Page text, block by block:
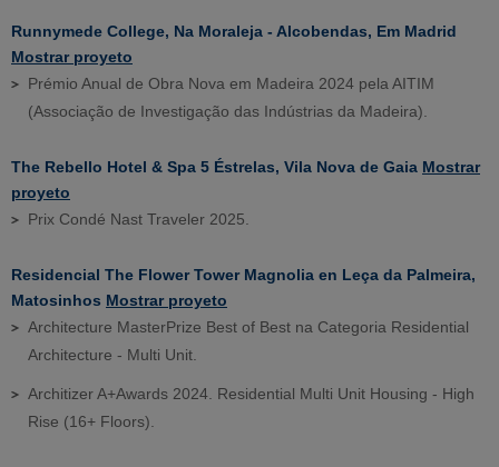
Runnymede College, Na Moraleja - Alcobendas, Em Madrid
Mostrar proyeto
Prémio Anual de Obra Nova em Madeira 2024 pela AITIM
(Associação de Investigação das Indústrias da Madeira).
The Rebello Hotel & Spa 5 Éstrelas, Vila Nova de Gaia Mostrar
proyeto
Prix Condé Nast Traveler 2025.
Residencial The Flower Tower Magnolia en Leça da Palmeira,
Matosinhos Mostrar proyeto
Architecture MasterPrize Best of Best na Categoria Residential
Architecture - Multi Unit.
Architizer A+Awards 2024. Residential Multi Unit Housing - High
Rise (16+ Floors).